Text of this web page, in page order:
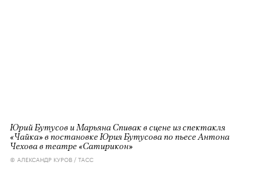
Юрий Бутусов и Марьяна Спивак в сцене из спектакля
«Чайка» в постановке Юрия Бутусова по пьесе Антона
Чехова в театре «Сатирикон»
© АЛЕКСАНДР КУРОВ / ТАСС